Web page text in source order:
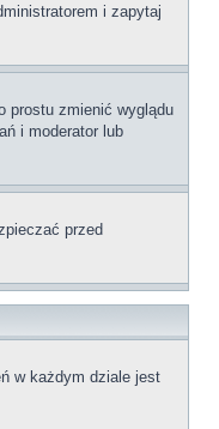
i zapytaj
prostu zmienić wyglądu
i moderator lub
przed
w każdym dziale jest